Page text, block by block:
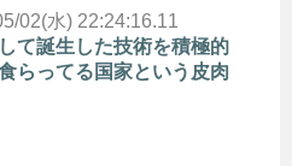
02(水) 22:24:16.11
て誕生した技術を積極的
らってる国家という皮肉